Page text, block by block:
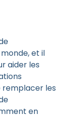
et il
aider les
remplacer les
en